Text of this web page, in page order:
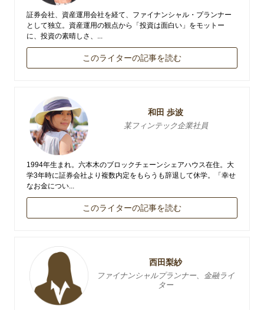
証券会社、資産運用会社を経て、ファイナンシャル・プランナー
として独立。資産運用の観点から「投資は面白い」をモットー
に、投資の素晴しさ、...
このライターの記事を読む
和田 歩波
某フィンテック企業社員
1994年生まれ。六本木のブロックチェーンシェアハウス在住。大
学3年時に証券会社より複数内定をもらうも辞退して休学。「幸せ
なお金につい...
このライターの記事を読む
西田梨紗
ファイナンシャルプランナー、金融ライ
ター